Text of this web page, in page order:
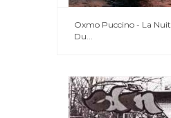
Oxmo Puccino - La Nuit
Du...